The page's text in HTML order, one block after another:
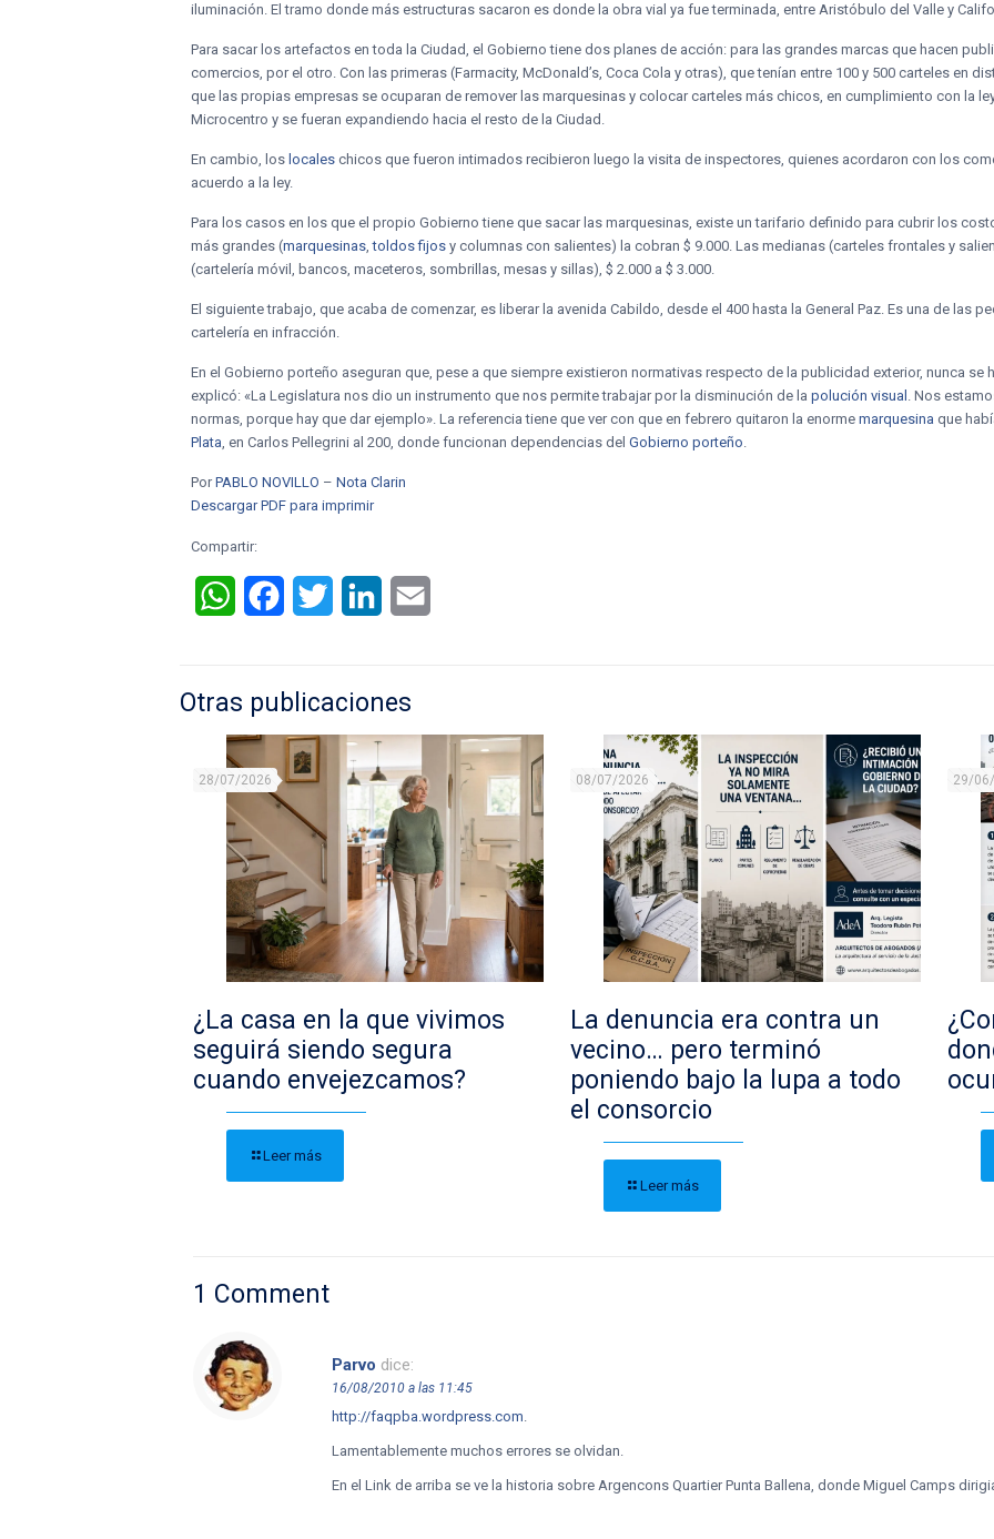
iluminación. El tramo donde más estructuras sacaron es donde la obra vial ya fue terminada, entre Aristóbulo del Valle y
Para sacar los artefactos en toda la Ciudad, el Gobierno tiene dos planes de acción: para las grandes marcas que hacen
comercios, por el otro. Con las primeras (Farmacity, McDonald’s, Coca Cola y otras), que tenían entre 100 y 500 carteles en
que las propias empresas se ocuparan de remover las marquesinas y colocar carteles más chicos, en cumplimiento con la
Microcentro y se fueran expandiendo hacia el resto de la Ciudad.
En cambio, los locales chicos que fueron intimados recibieron luego la visita de inspectores, quienes acordaron con los
acuerdo a la ley.
Para los casos en los que el propio Gobierno tiene que sacar las marquesinas, existe un tarifario definido para cubrir los
más grandes (marquesinas,toldos fijos y columnas con salientes) la cobran $ 9.000. Las medianas (carteles frontales y
(cartelería móvil, bancos, maceteros, sombrillas, mesas y sillas), $ 2.000 a $ 3.000.
El siguiente trabajo, que acaba de comenzar, es liberar la avenida Cabildo, desde el 400 hasta la General Paz. Es una de las
cartelería en infracción.
En el Gobierno porteño aseguran que, pese a que siempre existieron normativas respecto de la publicidad exterior, nunca se
explicó: «La Legislatura nos dio un instrumento que nos permite trabajar por la disminución de lapolución visual . Nos
normas, porque hay que dar ejemplo». La referencia tiene que ver con que en febrero quitaron la enormemarquesina que
Plata, en Carlos Pellegrini al 200, donde funcionan dependencias delGobierno porteño.
PorPABLO NOVILLO –Nota Clarin
Descargar PDF para imprimir
Compartir:
WhatsAppFacebookTwitter LinkedIn
Otras publicaciones
28/07/2026
¿La casa en la que vivimos
seguirá siendo segura
cuando envejezcamos?
Leer más
08/07/2026
La denuncia era contra un
vecino… pero terminó
poniendo bajo la lupa a todo
el consorcio
Leer más
29/
1 Comment
Parvo dice:
16/08/2010 a las 11:45
http://faqpba.wordpress.com.
Lamentablemente muchos errores se olvidan.
En el Link de arriba se ve la historia sobre Argencons Quartier Punta Ballena, donde Miguel Camps